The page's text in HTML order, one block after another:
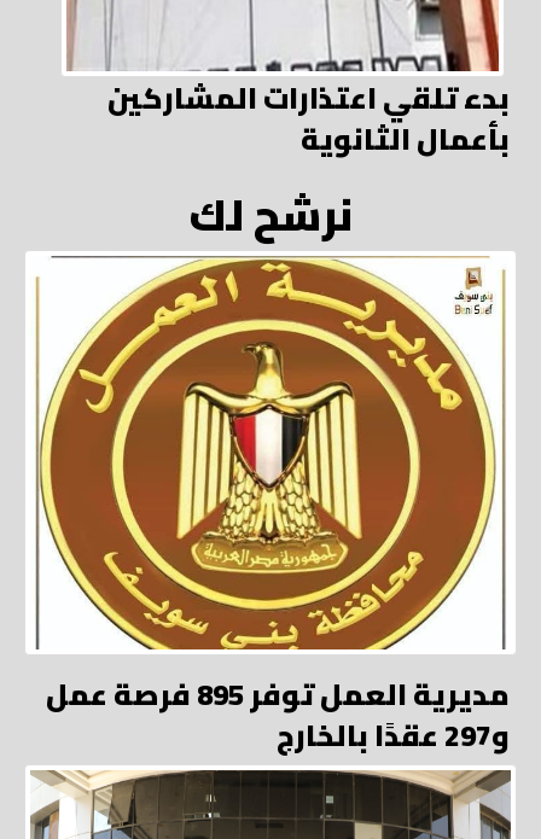
بدء تلقي اعتذارات المشاركين
بأعمال الثانوية
نرشح لك
مديرية العمل توفر 895 فرصة عمل
و297 عقدًا بالخارج